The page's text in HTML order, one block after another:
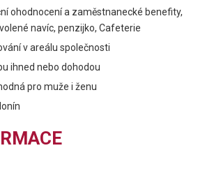
ohodnocení a zaměstnanecké benefity,
navíc, penzijko, Cafeterie
v areálu společnosti
ihned nebo dohodou
pro muže i ženu